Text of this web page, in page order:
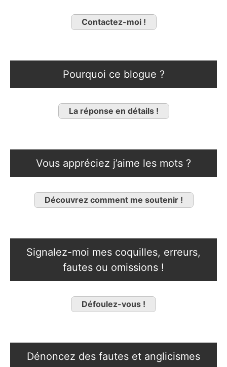
Contactez-moi !
Pourquoi ce blogue ?
La réponse en détails !
Vous appréciez j’aime les mots ?
Découvrez comment me soutenir !
Signalez-moi mes coquilles, erreurs,
fautes ou omissions !
Défoulez-vous !
Dénoncez des fautes et anglicismes